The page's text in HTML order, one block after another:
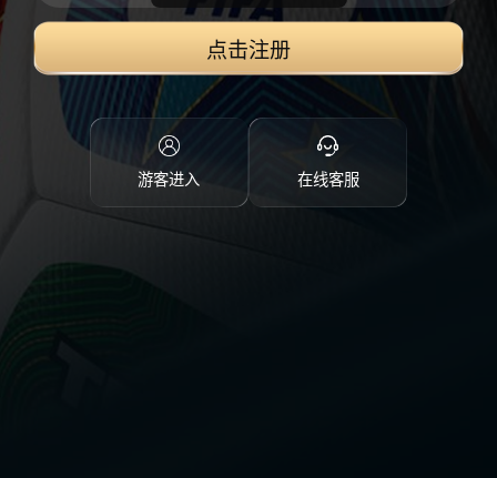
点击注册
游客进入 在线客服